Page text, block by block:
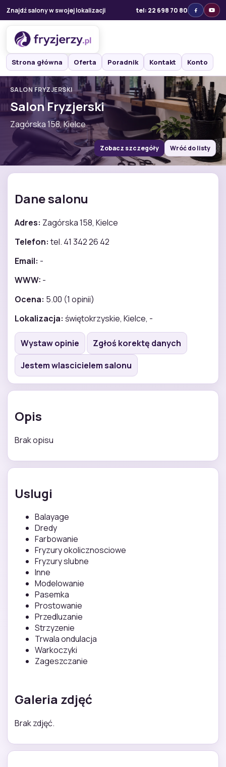
Znajdź salony w swojej lokalizacji tel: 22 698 70 80
Strona główna Oferta Poradnik Kontakt Konto
SALON FRYZJERSKI
Salon Fryzjerski
Zagórska 158, Kielce
Zobacz szczegóły Wróć do listy
Dane salonu
Adres: Zagórska 158, Kielce
Telefon: tel. 41 342 26 42
Email: -
WWW: -
Ocena: 5.00 (1 opinii)
Lokalizacja: świętokrzyskie, Kielce, -
Wystaw opinie
Zgłoś korektę danych
Jestem wlascicielem salonu
Opis
Brak opisu
Uslugi
Balayage
Dredy
Farbowanie
Fryzury okolicznosciowe
Fryzury slubne
Inne
Modelowanie
Pasemka
Prostowanie
Przedluzanie
Strzyzenie
Trwala ondulacja
Warkoczyki
Zageszczanie
Galeria zdjęć
Brak zdjęć.